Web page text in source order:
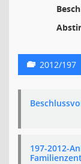
2012/197
197-2012-